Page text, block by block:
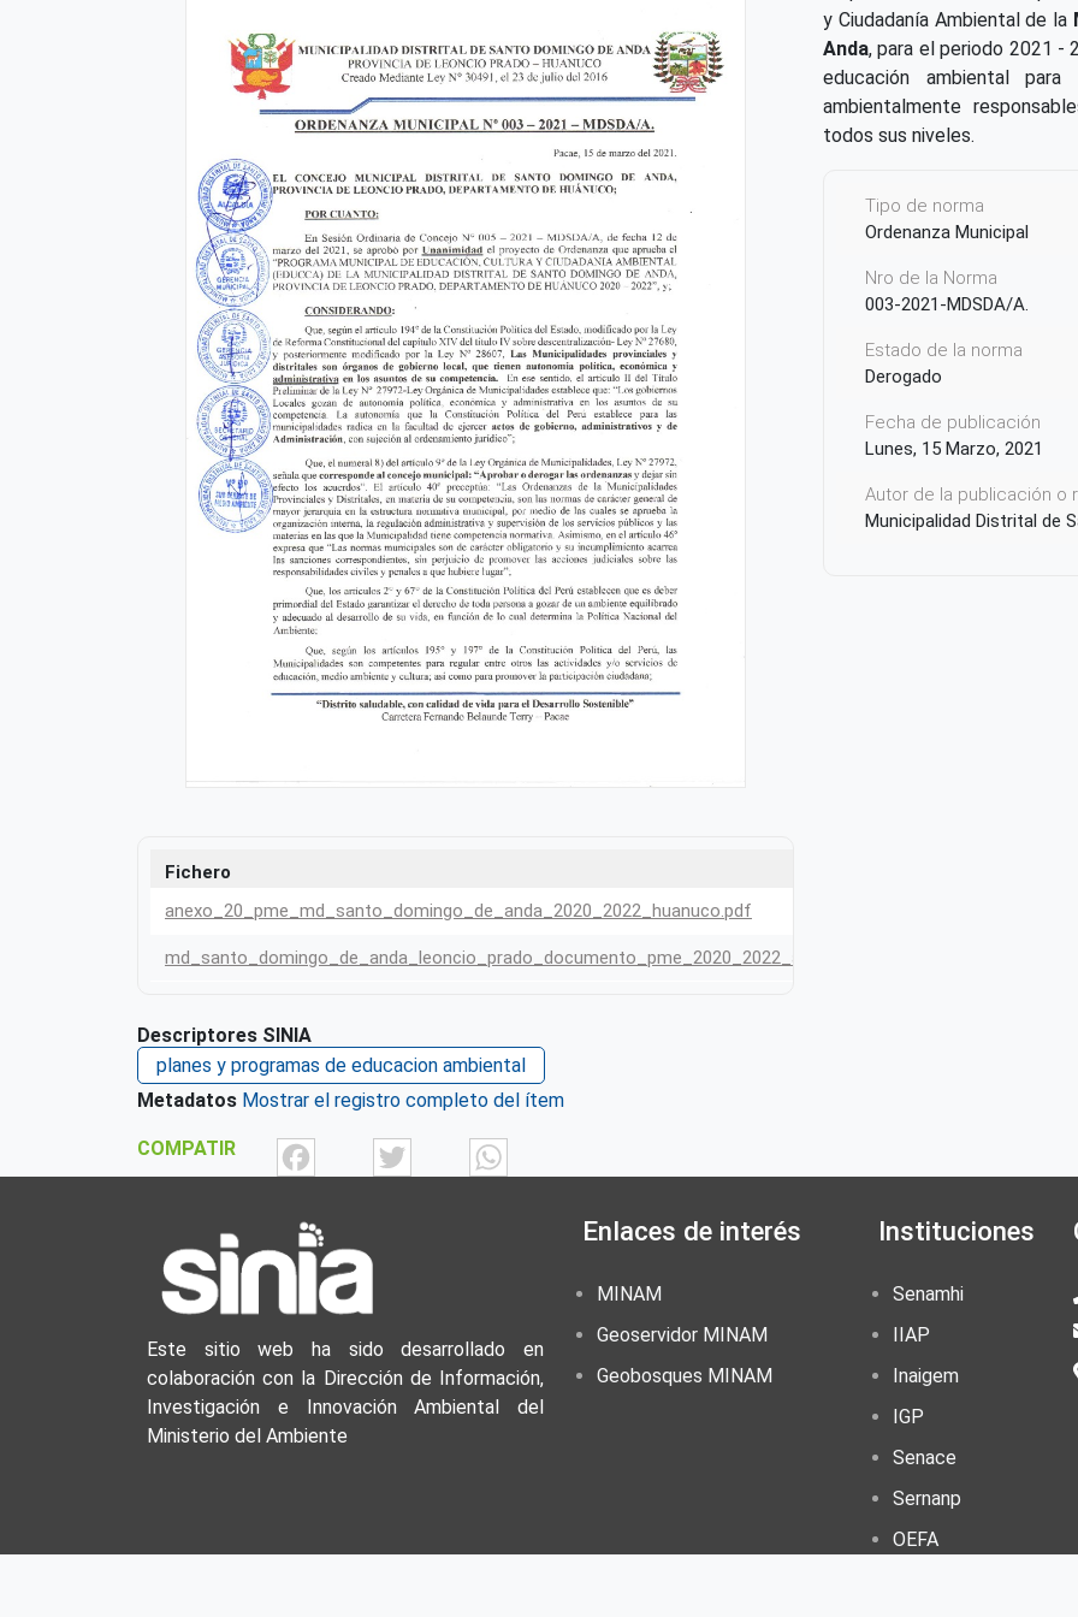
Fichero
anexo_20_pme_md_santo_domingo_de_anda_2020_2022_huanuco.pdf
md_santo_domingo_de_anda_leoncio_prado_documento_pme_2020_2022_aprobado_el_2021.pdf
Descriptores SINIA
planes y programas de educacion ambiental
Metadatos Mostrar el registro completo del ítem
COMPATIR FacebookTwitter
y Ciudadanía Ambiental de la
Anda, para el periodo 2021 -
educación ambiental
ambientalmente
todos sus niveles.
Tipo de norma
Ordenanza Municipal
Nro de la Norma
003-2021-MDSDA/A.
Estado de la norma
Derogado
Fecha de publicación
Lunes, 15 Marzo, 2021
Autor de la publicación o
Municipalidad Distrital de
Este sitio web ha sido desarrollado en
colaboración con la Dirección de Información,
Investigación e Innovación Ambiental del
Ministerio del Ambiente
Enlaces de interés
MINAM
Geoservidor MINAM
Geobosques MINAM
Instituciones
Senamhi
IIAP
Inaigem
IGP
Senace
Sernanp
OEFA